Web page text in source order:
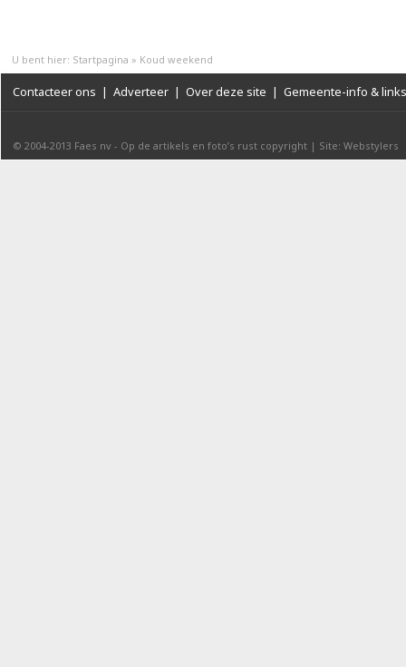
U bent hier: Startpagina » Koud weekend
Contacteer ons | Adverteer | Over deze site | Gemeente-info & links
© 2004-2013 Faes nv - Op de artikels en foto’s rust copyright | Site: Webstylers